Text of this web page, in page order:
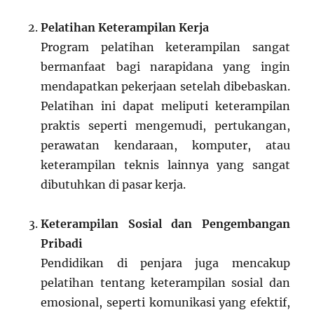
Pelatihan Keterampilan Kerja
Program pelatihan keterampilan sangat
bermanfaat bagi narapidana yang ingin
mendapatkan pekerjaan setelah dibebaskan.
Pelatihan ini dapat meliputi keterampilan
praktis seperti mengemudi, pertukangan,
perawatan kendaraan, komputer, atau
keterampilan teknis lainnya yang sangat
dibutuhkan di pasar kerja.
Keterampilan Sosial dan Pengembangan
Pribadi
Pendidikan di penjara juga mencakup
pelatihan tentang keterampilan sosial dan
emosional, seperti komunikasi yang efektif,